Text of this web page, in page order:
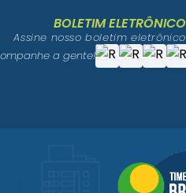
BOLETIM ELETRÔNICO
Assine nosso boletim eletrônico
a gente!